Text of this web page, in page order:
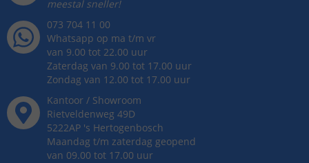
meestal sneller!
073 704 11 00
Whatsapp op ma t/m vr
van 9.00 tot 22.00 uur
Zaterdag van 9.00 tot 17.00 uur
Zondag van 12.00 tot 17.00 uur
Kantoor / Showroom
Rietveldenweg 49D
5222AP 's Hertogenbosch
Maandag t/m zaterdag geopend
van 09.00 tot 17.00 uur